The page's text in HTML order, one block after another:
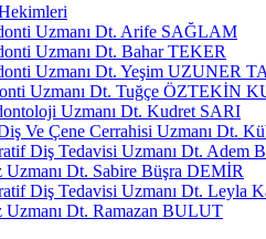
Uzmanı Dt. Arife SAĞLAM
Uzmanı Dt. Bahar TEKER
Uzmanı Dt. Yeşim UZUNER
Uzmanı Dt. Tuğçe ÖZTEKİN
Uzmanı Dt. Kudret SARI
Ve Çene Cerrahisi Uzmanı Dt.
Diş Tedavisi Uzmanı Dt. Adem
Uzmanı Dt. Sabire Büşra DEMİR
Diş Tedavisi Uzmanı Dt. Leyla
Uzmanı Dt. Ramazan BULUT